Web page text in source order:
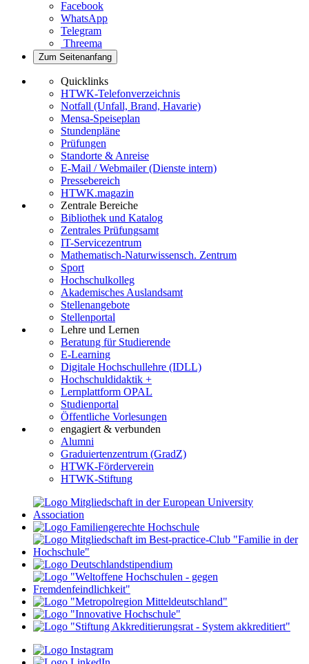
Facebook
WhatsApp
Telegram
Threema
Zum Seitenanfang
Quicklinks
HTWK-Telefonverzeichnis
Notfall (Unfall, Brand, Havarie)
Mensa-Speiseplan
Stundenpläne
Prüfungen
Standorte & Anreise
E-Mail / Webmailer (Dienste intern)
Pressebereich
HTWK.magazin
Zentrale Bereiche
Bibliothek und Katalog
Zentrales Prüfungsamt
IT-Servicezentrum
Mathematisch-Naturwissensch. Zentrum
Sport
Hochschulkolleg
Akademisches Auslandsamt
Stellenangebote
Stellenportal
Lehre und Lernen
Beratung für Studierende
E-Learning
Digitale Hochschullehre (IDLL)
Hochschuldidaktik +
Lernplattform OPAL
Studienportal
Öffentliche Vorlesungen
engagiert & verbunden
Alumni
Graduiertenzentrum (GradZ)
HTWK-Förderverein
HTWK-Stiftung